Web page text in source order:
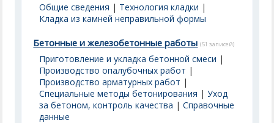
Общие сведения | Технология кладки |
Кладка из камней неправильной формы
Бетонные и железобетонные работы (51 записей)
Приготовление и укладка бетонной смеси |
Производство опалубочных работ |
Производство арматурных работ |
Специальные методы бетонирования |Уход
за бетоном, контроль качества |Справочные
данные